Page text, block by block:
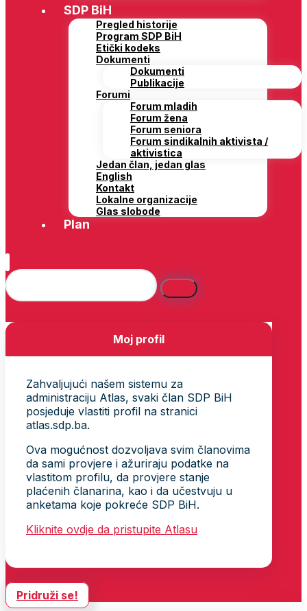
SDP BiH
Pregled historije
Program SDP BiH
Etički kodeks
Dokumenti
Dokumenti
Publikacije
Forumi
Forum mladih
Forum žena
Forum seniora
Forum sindikalnih aktivista /
aktivistica
Jedan član, jedan glas
English
Kontakt
Lokalne organizacije
Glas slobode
Plan
Moj profil
Zahvaljujući našem sistemu za
administraciju Atlas, svaki član SDP BiH
posjeduje vlastiti profil na stranici
atlas.sdp.ba.
Ova mogućnost dozvoljava svim članovima
da sami provjere i ažuriraju podatke na
vlastitom profilu, da provjere stanje
plaćenih članarina, kao i da učestvuju u
anketama koje pokreće SDP BiH.
Kliknite ovdje da pristupite Atlasu
Pridruži se!